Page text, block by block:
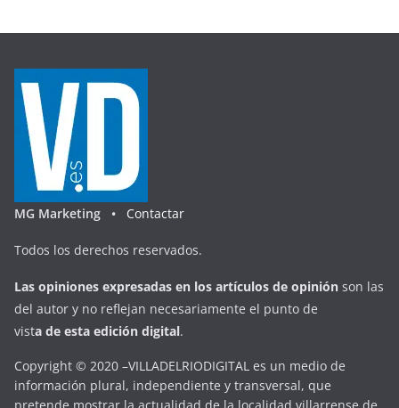
MG Marketing • Contactar
Todos los derechos reservados.
Las opiniones expresadas en los artículos de opinión son las
del autor y no reflejan necesariamente el punto de
vista de esta edición digital.
Copyright © 2020 –VILLADELRIODIGITAL es un medio de
información plural, independiente y transversal, que